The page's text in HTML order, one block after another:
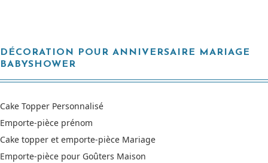
DÉCORATION POUR ANNIVERSAIRE MARIAGE
BABYSHOWER
Cake Topper Personnalisé
Emporte-pièce prénom
Cake topper et emporte-pièce Mariage
Emporte-pièce pour Goûters Maison